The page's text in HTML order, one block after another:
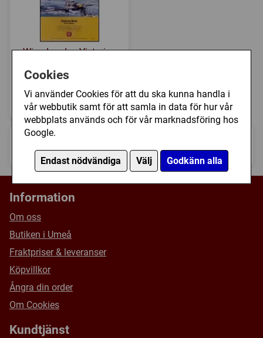
Cookies
Vi använder Cookies för att du ska kunna handla i
vår webbutik samt för att samla in data för hur vår
webbplats används och för vår marknadsföring hos
Google.
Endast nödvändiga Välj Godkänn alla
Serie
Tillverkare(GMT Games)
Expansioner
I lager
Wing Leader: Victories
Update Kit
525 kr Bevaka
Information
Om oss
Butiken i Umeå
Fraktpriser & leveranser
Köpvillkor
Ångra din order
Om Cookies
Kundtjänst